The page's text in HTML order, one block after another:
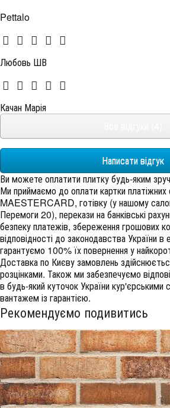
Pettalo
Любовь ШВ
Качан Марія
Написати відгук
Ви можете оплатити плитку будь-яким
Ми приймаємо до оплати картки
MAESTERCARD, готівку (у нашому
Перемоги 20), перекази на банківські
безпеку платежів, збереження грошових
відповідності до законодавства України в
гарантуємо 100% їх повернення у
Доставка по Києву замовлень
розцінками. Також ми забезпечуємо
в будь-який куточок України
вантажем із гарантією.
Рекомендуємо подивитись